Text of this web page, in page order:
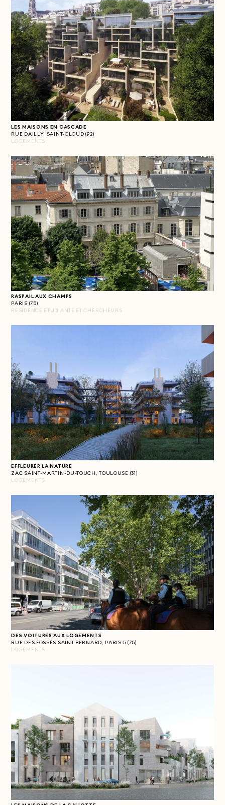
LES MAISONS EN CASCADE
RUE DAILLY, SAINT-CLOUD (92)
LOGEMENTS
RASPAIL AUX CHAMPS
PARIS (75)
RESIDENCE ETUDIANTE ET CHERCHEURS
EFFLEURER LA NATURE
ZAC SAINT-MARTIN-DU-TOUCH, TOULOUSE (31)
LOGEMENTS
DES VOITURES AUX LOGEMENTS
RUE DES FOSSÉS SAINT BERNARD, PARIS 5 (75)
LOGEMENTS